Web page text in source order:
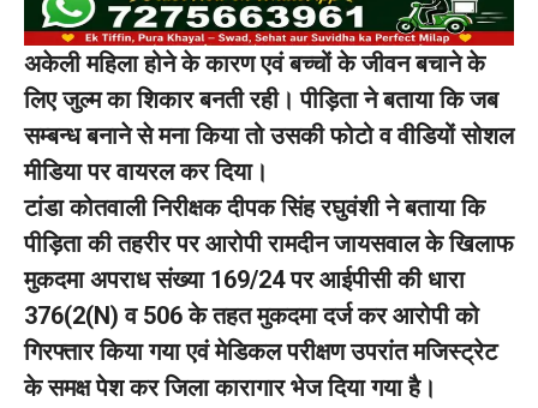
अकेली महिला होने के कारण एवं बच्चों के जीवन बचाने के
लिए जुल्म का शिकार बनती रही। पीड़िता ने बताया कि जब
सम्बन्ध बनाने से मना किया तो उसकी फोटो व वीडियों सोशल
मीडिया पर वायरल कर दिया।
टांडा कोतवाली निरीक्षक दीपक सिंह रघुवंशी ने बताया कि
पीड़िता की तहरीर पर आरोपी रामदीन जायसवाल के खिलाफ
मुकदमा अपराध संख्या 169/24 पर आईपीसी की धारा
376(2(N) व 506 के तहत मुकदमा दर्ज कर आरोपी को
गिरफ्तार किया गया एवं मेडिकल परीक्षण उपरांत मजिस्ट्रेट
के समक्ष पेश कर जिला कारागार भेज दिया गया है।